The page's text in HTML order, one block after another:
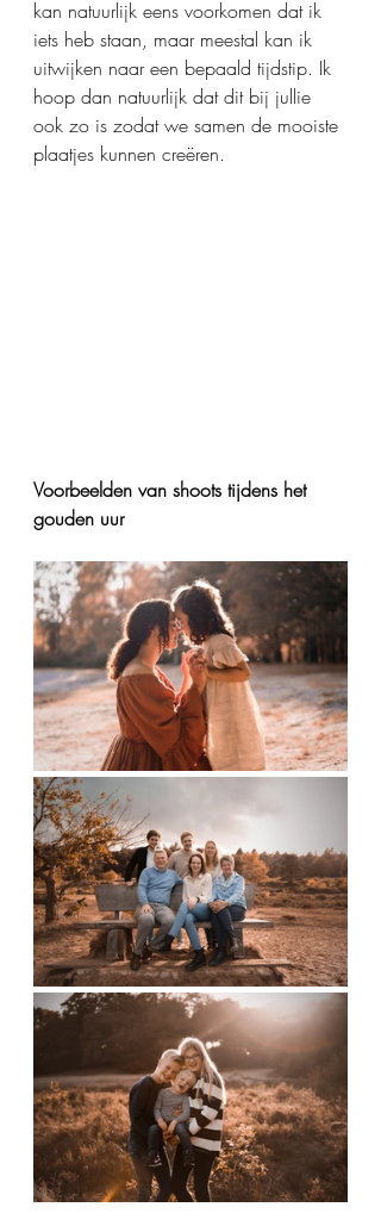
kan natuurlijk eens voorkomen dat ik
iets heb staan, maar meestal kan ik
uitwijken naar een bepaald tijdstip. Ik
hoop dan natuurlijk dat dit bij jullie
ook zo is zodat we samen de mooiste
plaatjes kunnen creëren.
Voorbeelden van shoots tijdens het
gouden uur